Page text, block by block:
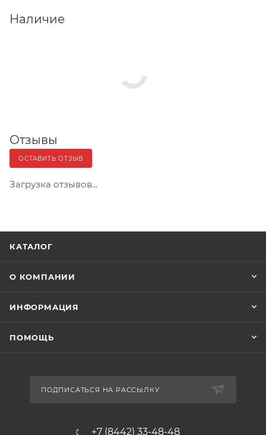
Наличие
Отзывы
ОСТАВИТЬ ОТЗЫВ
Загрузка отзывов...
КАТАЛОГ
О КОМПАНИИ
ИНФОРМАЦИЯ
ПОМОЩЬ
ПОДПИСАТЬСЯ НА РАССЫЛКУ
+7 (8442) 33-48-48